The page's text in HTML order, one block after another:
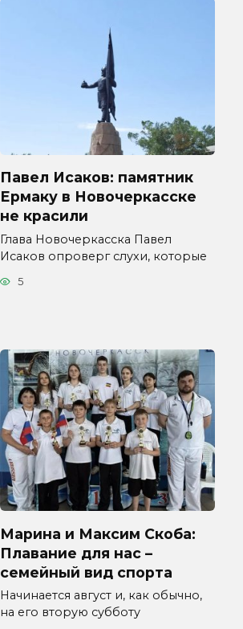
Павел Исаков: памятник
Ермаку в Новочеркасске
не красили
Глава Новочеркасска Павел
Исаков опроверг слухи, которые
5
Марина и Максим Скоба:
Плавание для нас –
семейный вид спорта
Начинается август и, как обычно,
на его вторую субботу